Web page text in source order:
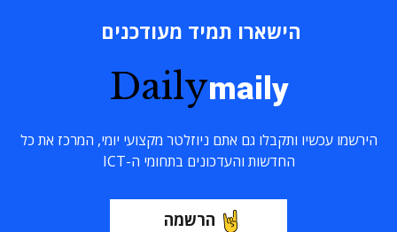
הישארו תמיד מעודכנים
Dailymaily
הירשמו עכשיו ותקבלו גם אתם ניוזלטר מקצועי יומי, המרכז את כל
החדשות והעדכונים בתחומי ה-ICT
הרשמה